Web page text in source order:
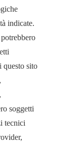
indicate.
questo sito
soggetti
tecnici